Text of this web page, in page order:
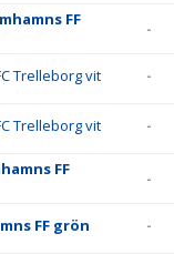
FF
-
Trelleborg vit -
Trelleborg vit -
FF
-
FF grön -